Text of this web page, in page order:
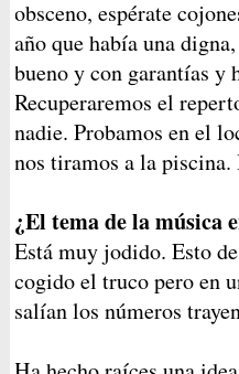
obsceno, espérate
año que había una
bueno y con garantías y
Recuperaremos el
nadie. Probamos en el
nos tiramos a la
¿El tema de la música
Está muy jodido. Esto
cogido el truco pero en
salían los números